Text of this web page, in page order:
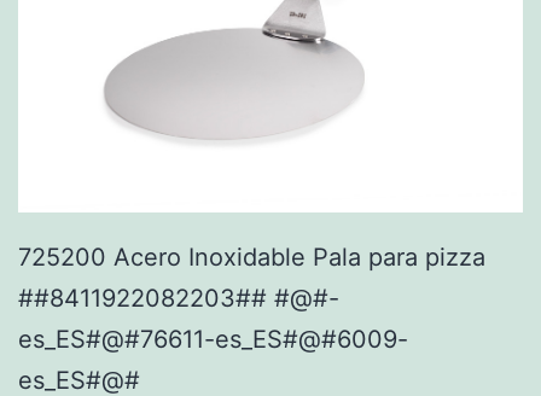
725200 Acero Inoxidable Pala para pizza
##8411922082203## #@#-
es_ES#@#76611-es_ES#@#6009-
es_ES#@#